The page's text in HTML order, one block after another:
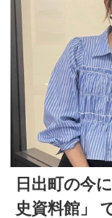
日出町の今
史資料館」